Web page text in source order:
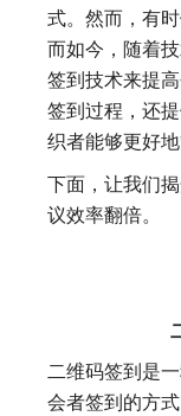
式。然而，有
而如今，随着
签到技术来提
签到过程，还
织者能够更好
下面，让我们
议效率翻倍。
二维码签到是
会者签到的方式